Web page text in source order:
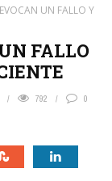
UN FALLO Y
FALLO
792 0